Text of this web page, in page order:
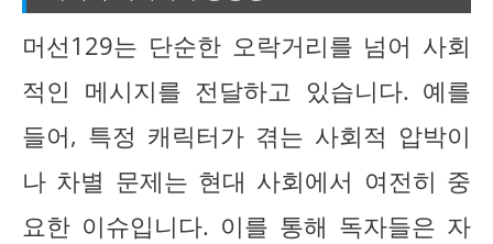
머선129는 단순한 오락거리를 넘어 사회
적인 메시지를 전달하고 있습니다. 예를
들어, 특정 캐릭터가 겪는 사회적 압박이
나 차별 문제는 현대 사회에서 여전히 중
요한 이슈입니다. 이를 통해 독자들은 자